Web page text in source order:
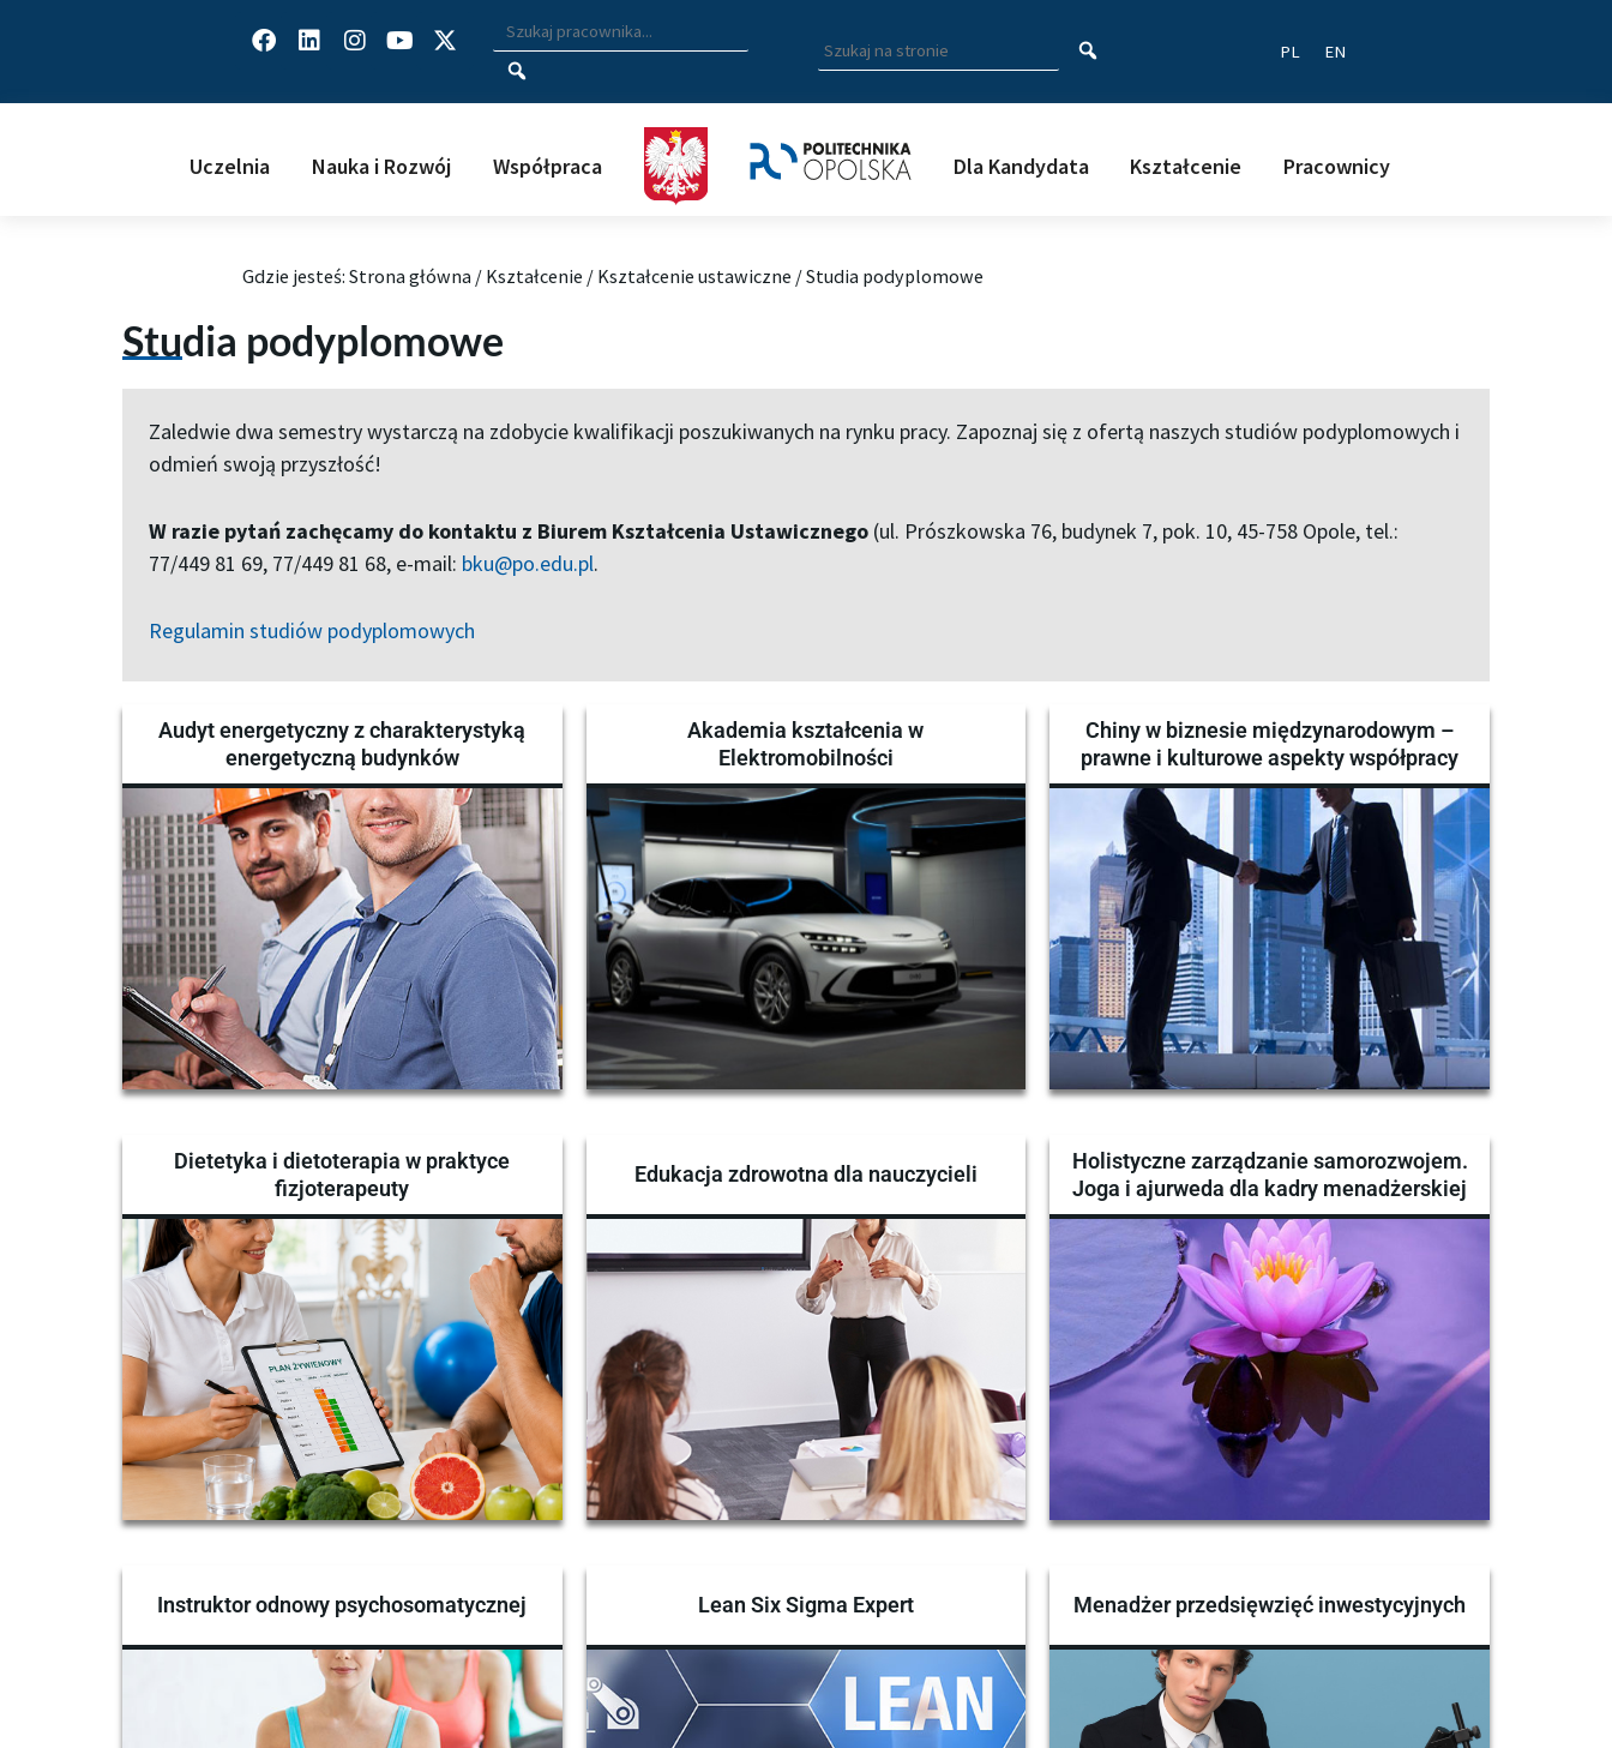
Facebook
LinkedinInstagram
Youtube
X-
twitterWyszukiwarka pracowników
Wpisz nazwisko, fragment nazwiska bądź imię pracownika aby wyszukać
Wpisz
szukaną
frazę
wyszukać
PL EN
Uczelnia Nauka i Rozwój Współpraca Dla Kandydata Kształcenie Pracownicy
Gdzie jesteś: Strona główna / Kształcenie / Kształcenie ustawiczne /Studia podyplomowe
Studia podyplomowe
Zaledwie dwa semestry wystarczą na zdobycie kwalifikacji poszukiwanych na rynku pracy. Zapoznaj się z ofertą naszych studiów podyplomowych i
odmień swoją przyszłość!
W razie pytań zachęcamy do kontaktu z Biurem Kształcenia Ustawicznego (ul. Prószkowska 76, budynek 7, pok. 10, 45-758 Opole, tel.:
77/449 81 69, 77/449 81 68, e-mail: bku@po.edu.pl.
Regulamin studiów podyplomowych
Audyt energetyczny z charakterystyką
energetyczną budynków
Akademia kształcenia w
Elektromobilności
Chiny w biznesie międzynarodowym –
prawne i kulturowe aspekty współpracy
Dietetyka i dietoterapia w praktyce
fizjoterapeuty
Edukacja zdrowotna dla nauczycieli
Holistyczne zarządzanie samorozwojem.
Joga i ajurweda dla kadry menadżerskiej
Instruktor odnowy psychosomatycznej Lean Six Sigma Expert Menadżer przedsięwzięć inwestycyjnych